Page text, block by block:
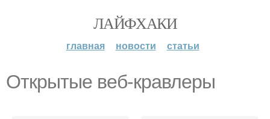
ЛАЙФХАКИ
главная новости статьи
Открытые веб-кравлеры